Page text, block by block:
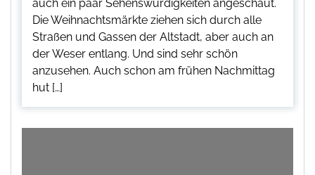
auch ein paar Sehenswürdigkeiten angeschaut.
Die Weihnachtsmärkte ziehen sich durch alle
Straßen und Gassen der Altstadt, aber auch an
der Weser entlang. Und sind sehr schön
anzusehen. Auch schon am frühen Nachmittag
hut […]